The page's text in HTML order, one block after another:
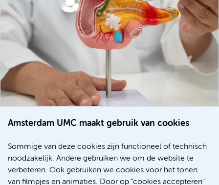
Amsterdam UMC maakt gebruik van cookies
Sommige van deze cookies zijn functioneel of technisch
noodzakelijk. Andere gebruiken we om de website te
verbeteren. Ook gebruiken we cookies voor het tonen
van filmpjes en animaties. Door op "cookies accepteren"
voor patiënten met alvleesklierkanker verbeteren